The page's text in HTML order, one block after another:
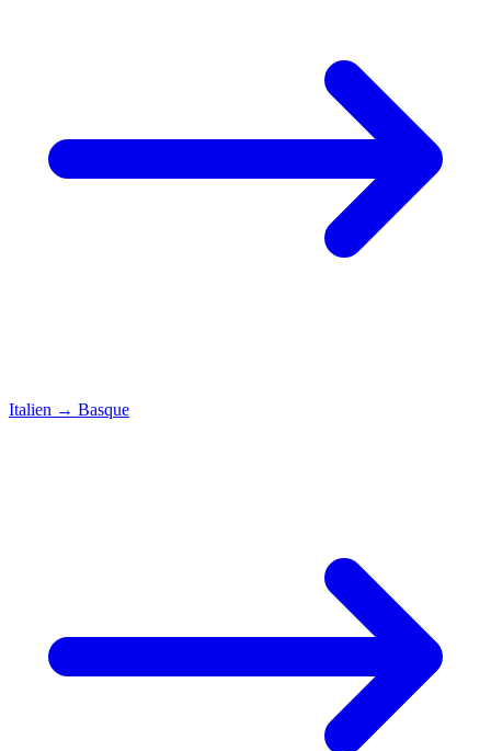
Italien → Basque